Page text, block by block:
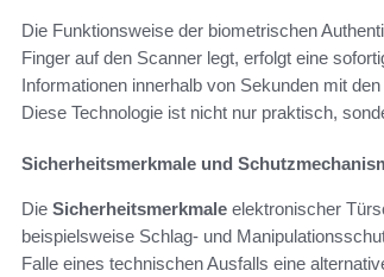
Die Funktionsweise der biometrischen
Finger auf den Scanner legt, erfolgt eine
Informationen innerhalb von Sekunden mit
Diese Technologie ist nicht nur praktisch,
Sicherheitsmerkmale und
Die Sicherheitsmerkmale elektronischer
beispielsweise Schlag- und
Falle eines technischen Ausfalls eine